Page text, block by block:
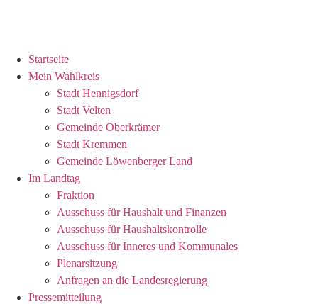
Startseite
Mein Wahlkreis
Stadt Hennigsdorf
Stadt Velten
Gemeinde Oberkrämer
Stadt Kremmen
Gemeinde Löwenberger Land
Im Landtag
Fraktion
Ausschuss für Haushalt und Finanzen
Ausschuss für Haushaltskontrolle
Ausschuss für Inneres und Kommunales
Plenarsitzung
Anfragen an die Landesregierung
Pressemitteilung